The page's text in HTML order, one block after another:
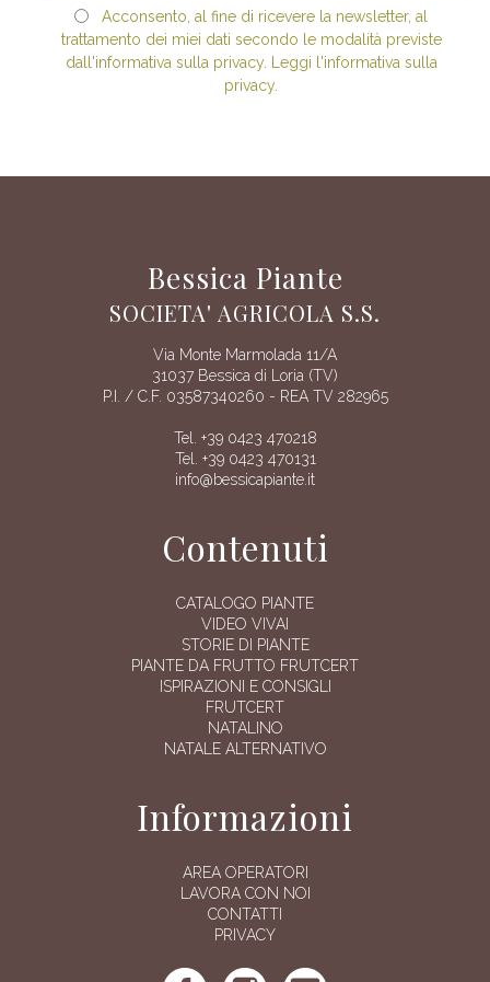
Acconsento, al fine di ricevere la newsletter, al
trattamento dei miei dati secondo le modalità previste
dall'informativa sulla privacy. Leggi l'informativa sulla
privacy.
Bessica Piante
SOCIETA' AGRICOLA S.S.
Via Monte Marmolada 11/A
31037 Bessica di Loria (TV)
P.I. / C.F. 03587340260 - REA TV 282965
Tel. +39 0423 470218
Tel. +39 0423 470131
info@bessicapiante.it
Contenuti
CATALOGO PIANTE
VIDEO VIVAI
STORIE DI PIANTE
PIANTE DA FRUTTO FRUTCERT
ISPIRAZIONI E CONSIGLI
FRUTCERT
NATALINO
NATALE ALTERNATIVO
Informazioni
AREA OPERATORI
LAVORA CON NOI
CONTATTI
PRIVACY